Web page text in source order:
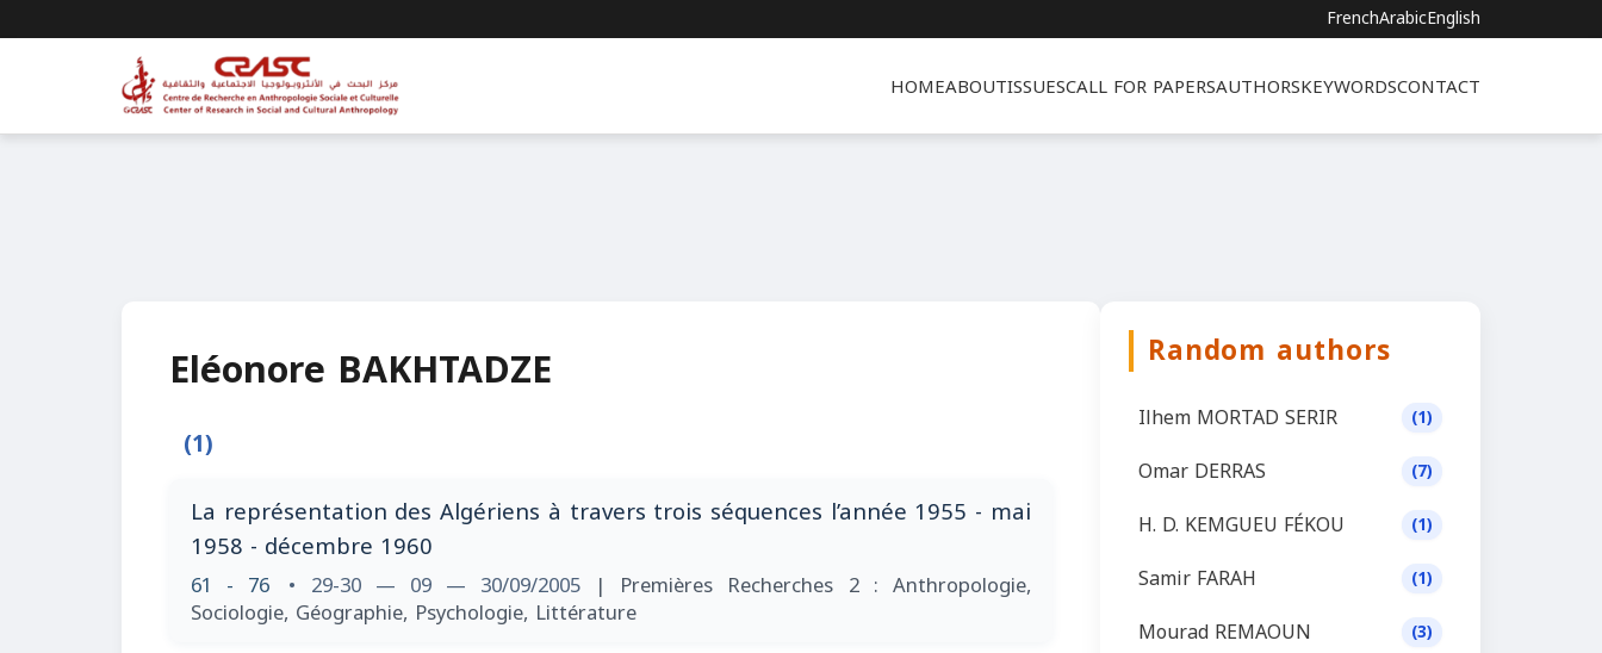
FrenchArabicEnglish
HOMEABOUTISSUESCALL FOR PAPERSAUTHORSKEYWORDSCONTACT
Eléonore BAKHTADZE
(1)
La représentation des Algériens à travers trois séquences l’année 1955 - mai
1958 - décembre 1960
61 - 76 • 29-30 — 09 — 30/09/2005 | Premières Recherches 2 : Anthropologie,
Sociologie, Géographie, Psychologie, Littérature
Random authors
Ilhem MORTAD SERIR (1)
Omar DERRAS (7)
H. D. KEMGUEU FÉKOU (1)
Samir FARAH (1)
Mourad REMAOUN (3)